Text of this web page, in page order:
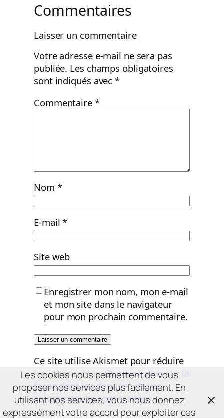
Commentaires
Laisser un commentaire
Votre adresse e-mail ne sera pas
publiée. Les champs obligatoires
sont indiqués avec*
Commentaire *
Nom *
E-mail*
Site web
Enregistrer mon nom, mon e-mail
et mon site dans le navigateur
pour mon prochain commentaire.
Ce site utilise Akismet pour réduire
les indésirables.En savoir plus sur la
façon dont les données de vos
commentaires sont traitées.
Les cookies nous permettent de vous
proposer nos services plus facilement. En
utilisant nos services, vous nous donnez
expressément votre accord pour exploiter ces